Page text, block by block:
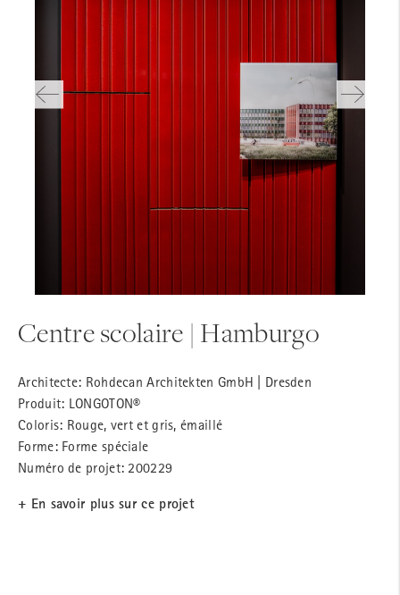
Centre scolaire | Hamburgo
Architecte: Rohdecan Architekten GmbH | Dresden
Produit: LONGOTON®
Coloris: Rouge, vert et gris, émaillé
Forme: Forme spéciale
Numéro de projet: 200229
+ En savoir plus sur ce projet